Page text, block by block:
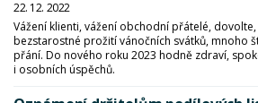
22. 12. 2022
Vážení klienti, vážení obchodní přátelé,
bezstarostné prožití vánočních svátků, mnoho
přání. Do nového roku 2023 hodně zdraví,
i osobních úspěchů.